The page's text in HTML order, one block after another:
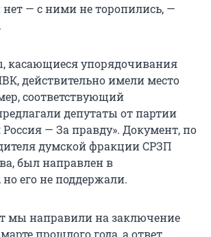
нет — с ними не торопились, —
касающиеся упорядочивания
действительно имели место
соответствующий
депутаты от партии
— За правду». Документ, по
думской фракции СРЗП
был направлен в
но его не поддержали.
мы направили на заключение
прошлого года, а ответ